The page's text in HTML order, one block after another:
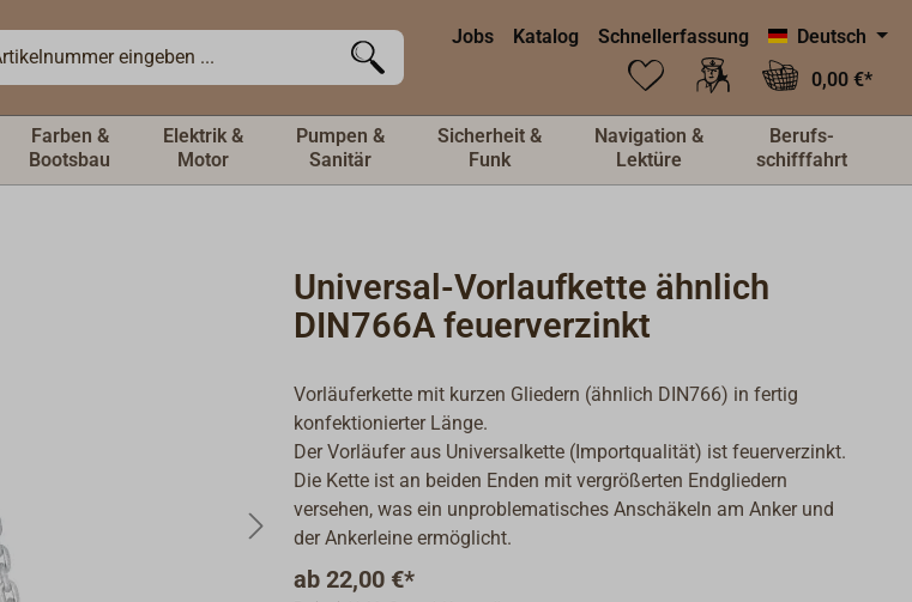
Jobs Katalog Schnellerfassung
Deutsch
0,00 €*
Farben &
Bootsbau
Elektrik &
Motor
Pumpen &
Sanitär
Sicherheit &
Funk
Navigation &
Lektüre
Berufs-
schifffahrt
Universal-Vorlaufkette ähnlich
DIN766A feuerverzinkt
Vorläuferkette mit kurzen Gliedern (ähnlich DIN766) in fertig
konfektionierter Länge.
Der Vorläufer aus Universalkette (Importqualität) ist feuerverzinkt.
Die Kette ist an beiden Enden mit vergrößerten Endgliedern
versehen, was ein unproblematisches Anschäkeln am Anker und
der Ankerleine ermöglicht.
ab 22,00 €*